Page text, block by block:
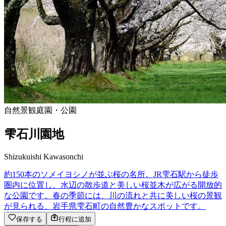
自然景観庭園・公園
雫石川園地
Shizukuishi Kawasonchi
約150本のソメイヨシノが並ぶ桜の名所。JR雫石駅から徒歩
圏内に位置し、水辺の散歩道と美しい桜並木が広がる開放的
な公園です。春の季節には、川の流れと共に美しい桜の景観
が見られる、岩手県雫石町の自然豊かなスポットです。
保存する
行程に追加